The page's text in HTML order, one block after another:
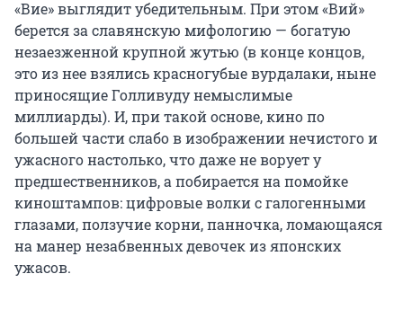
«Вие» выглядит убедительным. При этом «Вий»
берется за славянскую мифологию — богатую
незаезженной крупной жутью (в конце концов,
это из нее взялись красногубые вурдалаки, ныне
приносящие Голливуду немыслимые
миллиарды). И, при такой основе, кино по
большей части слабо в изображении нечистого и
ужасного настолько, что даже не ворует у
предшественников, а побирается на помойке
киноштампов: цифровые волки с галогенными
глазами, ползучие корни, панночка, ломающаяся
на манер незабвенных девочек из японских
ужасов.